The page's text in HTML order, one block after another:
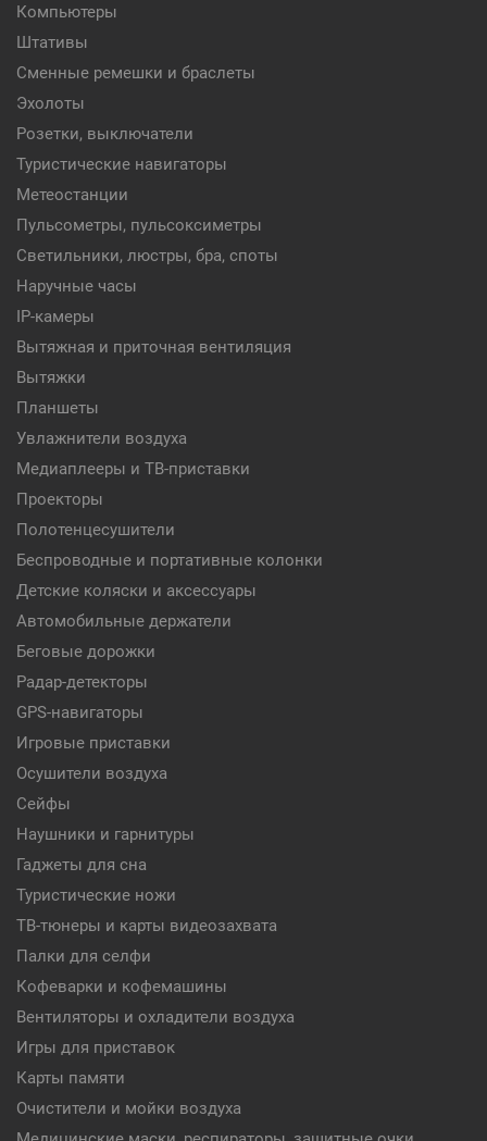
Компьютеры
Штативы
Сменные ремешки и браслеты
Эхолоты
Розетки, выключатели
Туристические навигаторы
Метеостанции
Пульсометры, пульсоксиметры
Светильники, люстры, бра, споты
Наручные часы
IP-камеры
Вытяжная и приточная вентиляция
Вытяжки
Планшеты
Увлажнители воздуха
Медиаплееры и ТВ-приставки
Проекторы
Полотенцесушители
Беспроводные и портативные колонки
Детские коляски и аксессуары
Автомобильные держатели
Беговые дорожки
Радар-детекторы
GPS-навигаторы
Игровые приставки
Осушители воздуха
Сейфы
Наушники и гарнитуры
Гаджеты для сна
Туристические ножи
ТВ-тюнеры и карты видеозахвата
Палки для селфи
Кофеварки и кофемашины
Вентиляторы и охладители воздуха
Игры для приставок
Карты памяти
Очистители и мойки воздуха